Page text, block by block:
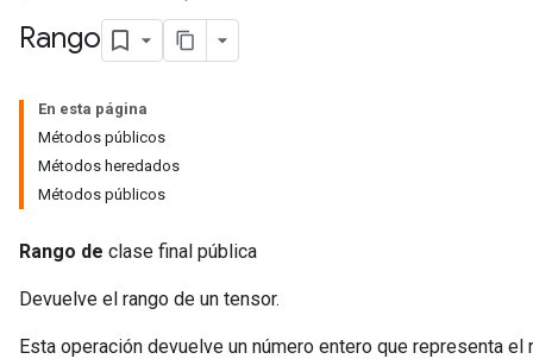
Rango
En esta página
Métodos públicos
Métodos heredados
Métodos públicos
Rango de clase final pública
Devuelve el rango de un tensor.
Esta operación devuelve un número entero que representa el